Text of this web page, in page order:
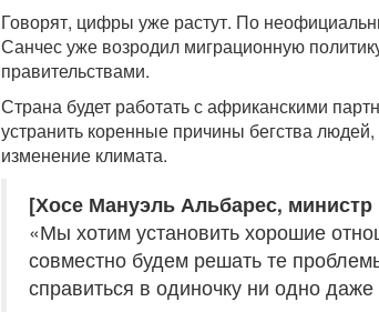
Говорят, цифры уже растут. По
Санчес уже возродил миграционную
правительствами.
Страна будет работать с африканскими
устранить коренные причины бегства людей,
изменение климата.
[Хосе Мануэль Альбарес,
«Мы хотим установить хорошие
совместно будем решать те
справиться в одиночку ни одно